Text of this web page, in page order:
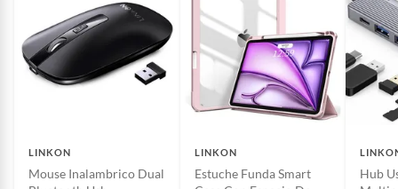
proveedor
Color Negro
Autonomía 6-8 Horas
LINKON
Mouse Inalambrico Dual
LINKON
Estuche Funda Smart
Hub